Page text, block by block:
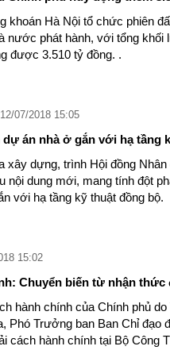
khoán Hà Nội tổ chức phiên
nước phát hành, với tổng khối
được 3.510 tỷ đồng. .
12/07/2018 15:05
dự án nhà ở gắn với hạ tầng
xây dựng, trình Hội đồng
nội dung mới, mang tính đột
với hạ tầng kỹ thuật đồng bộ.
15:02
Chuyển biến từ nhận thức
hành chính của Chính phủ
Phó Trưởng ban Ban Chỉ đạo
cách hành chính tại Bộ Công